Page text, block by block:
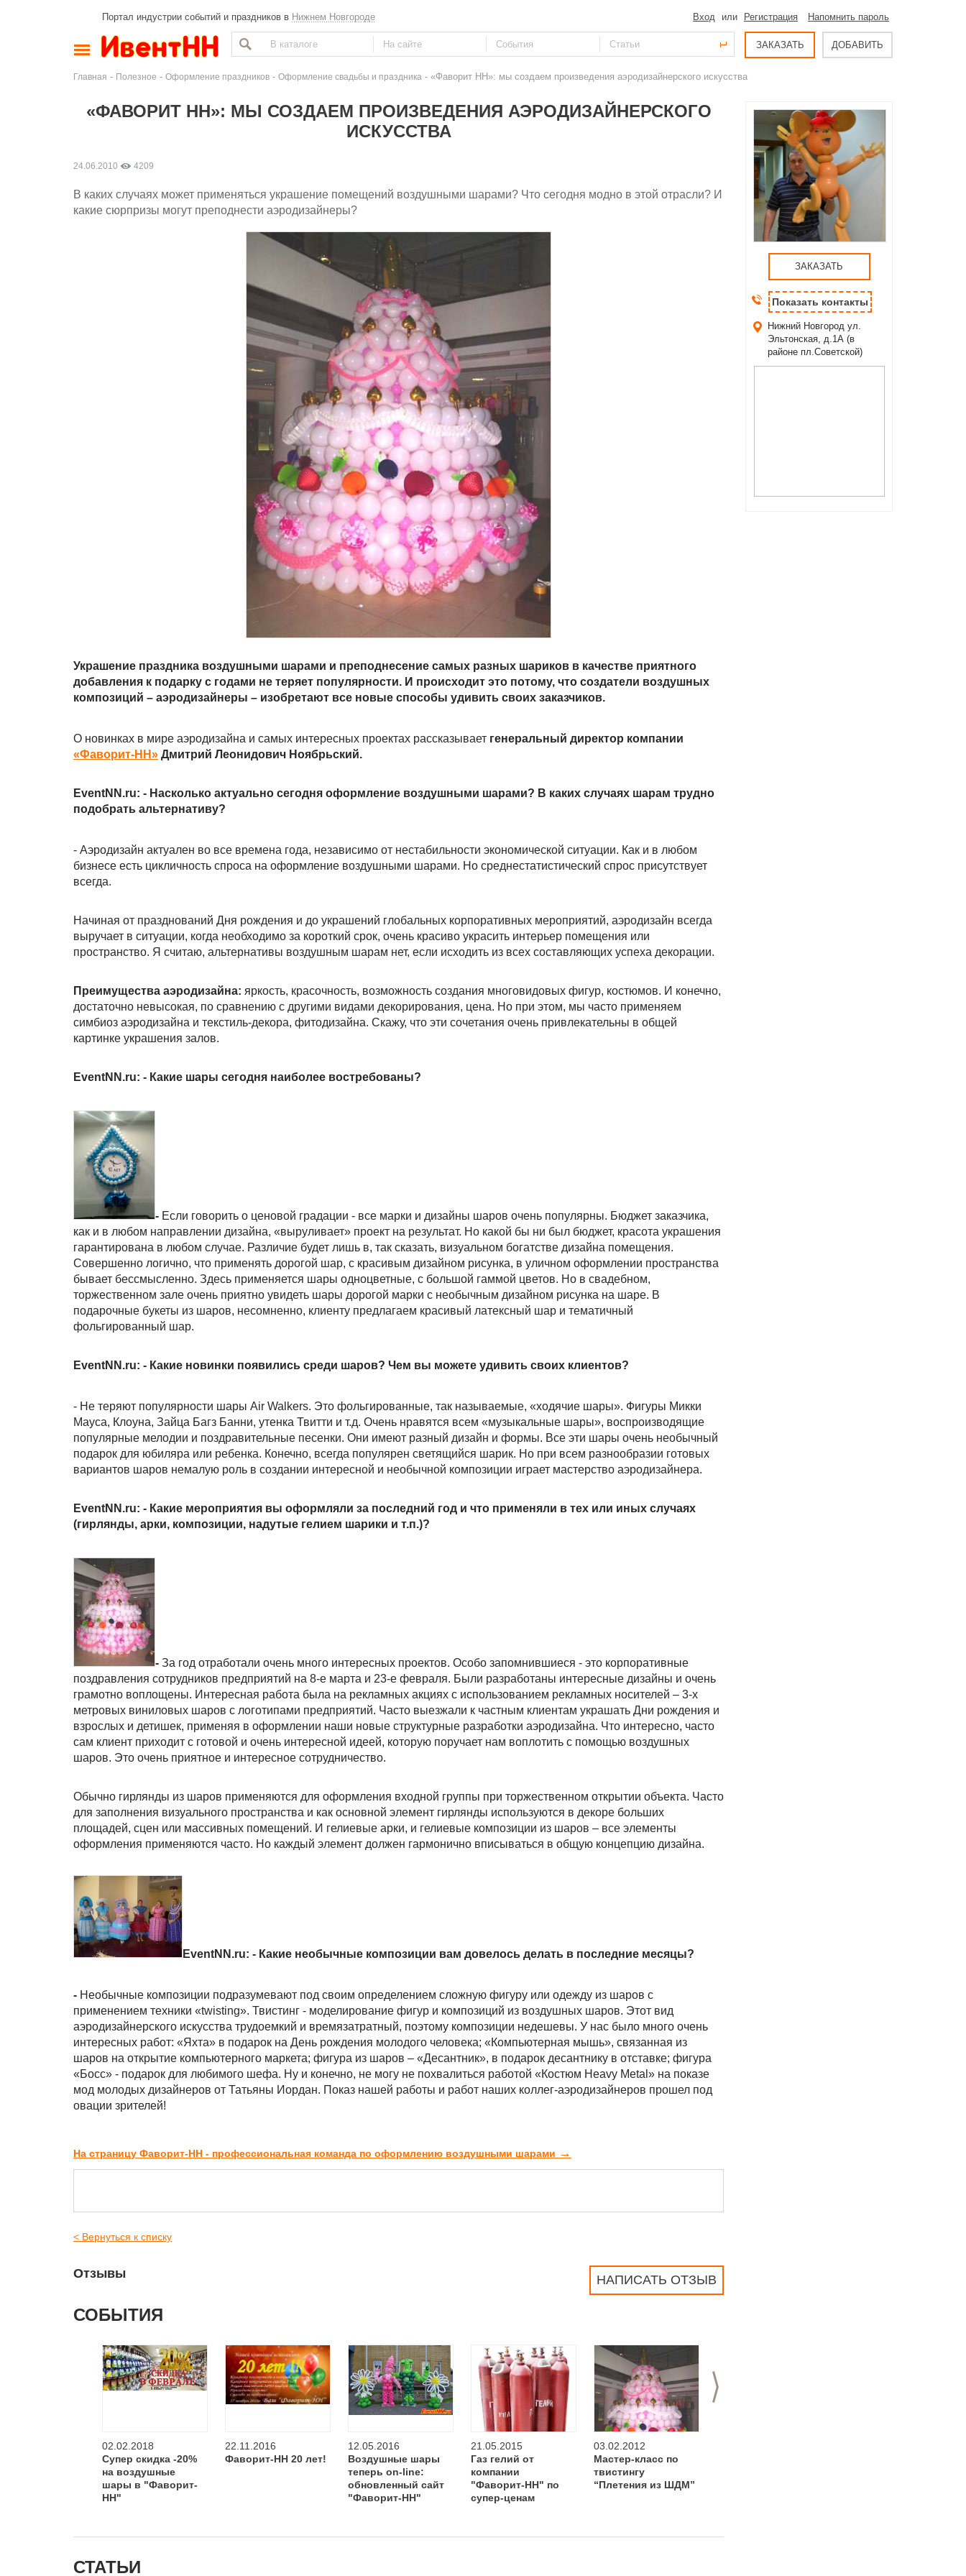
Портал индустрии событий и праздников в Нижнем Новгороде Вход или Регистрация Напомнить пароль
ЗАКАЗАТЬ ДОБАВИТЬ
Главная - Полезное - Оформление праздников - Оформление свадьбы и праздника - «Фаворит НН»: мы создаем произведения аэродизайнерского искусства
«ФАВОРИТ НН»: МЫ СОЗДАЕМ ПРОИЗВЕДЕНИЯ АЭРОДИЗАЙНЕРСКОГО
ИСКУССТВА
24.06.2010 4209
В каких случаях может применяться украшение помещений воздушными шарами? Что сегодня модно в этой отрасли? И
какие сюрпризы могут преподнести аэродизайнеры?
Украшение праздника воздушными шарами и преподнесение самых разных шариков в качестве приятного
добавления к подарку с годами не теряет популярности. И происходит это потому, что создатели воздушных
композиций – аэродизайнеры – изобретают все новые способы удивить своих заказчиков.
О новинках в мире аэродизайна и самых интересных проектах рассказывает генеральный директор компании
«Фаворит-НН» Дмитрий Леонидович Ноябрьский.
EventNN.ru: - Насколько актуально сегодня оформление воздушными шарами? В каких случаях шарам трудно
подобрать альтернативу?
- Аэродизайн актуален во все времена года, независимо от нестабильности экономической ситуации. Как и в любом
бизнесе есть цикличность спроса на оформление воздушными шарами. Но среднестатистический спрос присутствует
всегда.
Начиная от празднований Дня рождения и до украшений глобальных корпоративных мероприятий, аэродизайн всегда
выручает в ситуации, когда необходимо за короткий срок, очень красиво украсить интерьер помещения или
пространство. Я считаю, альтернативы воздушным шарам нет, если исходить из всех составляющих успеха декорации.
Преимущества аэродизайна: яркость, красочность, возможность создания многовидовых фигур, костюмов. И конечно,
достаточно невысокая, по сравнению с другими видами декорирования, цена. Но при этом, мы часто применяем
симбиоз аэродизайна и текстиль-декора, фитодизайна. Скажу, что эти сочетания очень привлекательны в общей
картинке украшения залов.
EventNN.ru: - Какие шары сегодня наиболее востребованы?
- Если говорить о ценовой градации - все марки и дизайны шаров очень популярны. Бюджет заказчика,
как и в любом направлении дизайна, «выруливает» проект на результат. Но какой бы ни был бюджет, красота украшения
гарантирована в любом случае. Различие будет лишь в, так сказать, визуальном богатстве дизайна помещения.
Совершенно логично, что применять дорогой шар, с красивым дизайном рисунка, в уличном оформлении пространства
бывает бессмысленно. Здесь применяется шары одноцветные, с большой гаммой цветов. Но в свадебном,
торжественном зале очень приятно увидеть шары дорогой марки с необычным дизайном рисунка на шаре. В
подарочные букеты из шаров, несомненно, клиенту предлагаем красивый латексный шар и тематичный
фольгированный шар.
EventNN.ru: - Какие новинки появились среди шаров? Чем вы можете удивить своих клиентов?
- Не теряют популярности шары Air Walkers. Это фольгированные, так называемые, «ходячие шары». Фигуры Микки
Мауса, Клоуна, Зайца Багз Банни, утенка Твитти и т.д. Очень нравятся всем «музыкальные шары», воспроизводящие
популярные мелодии и поздравительные песенки. Они имеют разный дизайн и формы. Все эти шары очень необычный
подарок для юбиляра или ребенка. Конечно, всегда популярен светящийся шарик. Но при всем разнообразии готовых
вариантов шаров немалую роль в создании интересной и необычной композиции играет мастерство аэродизайнера.
EventNN.ru: - Какие мероприятия вы оформляли за последний год и что применяли в тех или иных случаях
(гирлянды, арки, композиции, надутые гелием шарики и т.п.)?
- За год отработали очень много интересных проектов. Особо запомнившиеся - это корпоративные
поздравления сотрудников предприятий на 8-е марта и 23-е февраля. Были разработаны интересные дизайны и очень
грамотно воплощены. Интересная работа была на рекламных акциях с использованием рекламных носителей – 3-х
метровых виниловых шаров с логотипами предприятий. Часто выезжали к частным клиентам украшать Дни рождения и
взрослых и детишек, применяя в оформлении наши новые структурные разработки аэродизайна. Что интересно, часто
сам клиент приходит с готовой и очень интересной идеей, которую поручает нам воплотить с помощью воздушных
шаров. Это очень приятное и интересное сотрудничество.
Обычно гирлянды из шаров применяются для оформления входной группы при торжественном открытии объекта. Часто
для заполнения визуального пространства и как основной элемент гирлянды используются в декоре больших
площадей, сцен или массивных помещений. И гелиевые арки, и гелиевые композиции из шаров – все элементы
оформления применяются часто. Но каждый элемент должен гармонично вписываться в общую концепцию дизайна.
EventNN.ru: - Какие необычные композиции вам довелось делать в последние месяцы?
- Необычные композиции подразумевают под своим определением сложную фигуру или одежду из шаров с
применением техники «twisting». Твистинг - моделирование фигур и композиций из воздушных шаров. Этот вид
аэродизайнерского искусства трудоемкий и времязатратный, поэтому композиции недешевы. У нас было много очень
интересных работ: «Яхта» в подарок на День рождения молодого человека; «Компьютерная мышь», связанная из
шаров на открытие компьютерного маркета; фигура из шаров – «Десантник», в подарок десантнику в отставке; фигура
«Босс» - подарок для любимого шефа. Ну и конечно, не могу не похвалиться работой «Костюм Heavy Metal» на показе
мод молодых дизайнеров от Татьяны Иордан. Показ нашей работы и работ наших коллег-аэродизайнеров прошел под
овации зрителей!
На страницу Фаворит-НН - профессиональная команда по оформлению воздушными шарами →
< Вернуться к списку
НАПИСАТЬ ОТЗЫВ
Отзывы
СОБЫТИЯ
>
02.02.2018
Супер скидка -20%
на воздушные
шары в "Фаворит-
НН"
22.11.2016
Фаворит-НН 20 лет!
12.05.2016
Воздушные шары
теперь on-line:
обновленный сайт
"Фаворит-НН"
21.05.2015
Газ гелий от
компании
"Фаворит-НН" по
супер-ценам
03.02.2012
Мастер-класс по
твистингу
“Плетения из ШДМ”
СТАТЬИ
ЗАКАЗАТЬ
Показать контакты
Нижний Новгород ул.
Эльтонская, д.1А (в
районе пл.Советской)